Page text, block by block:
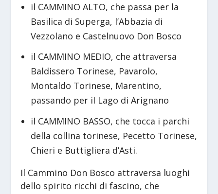
il CAMMINO ALTO, che passa per la
Basilica di Superga, l’Abbazia di
Vezzolano e Castelnuovo Don Bosco
il CAMMINO MEDIO, che attraversa
Baldissero Torinese, Pavarolo,
Montaldo Torinese, Marentino,
passando per il Lago di Arignano
il CAMMINO BASSO, che tocca i parchi
della collina torinese, Pecetto Torinese,
Chieri e Buttigliera d’Asti.
Il Cammino Don Bosco attraversa luoghi
dello spirito ricchi di fascino, che